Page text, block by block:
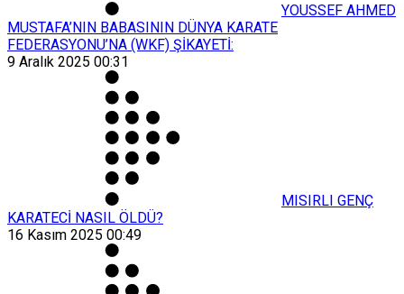
YOUSSEF AHMED
MUSTAFA’NIN BABASININ DÜNYA KARATE
FEDERASYONU’NA (WKF) ŞİKAYETİ:
9 Aralık 2025 00:31
MISIRLI GENÇ
KARATECİ NASIL ÖLDÜ?
16 Kasım 2025 00:49